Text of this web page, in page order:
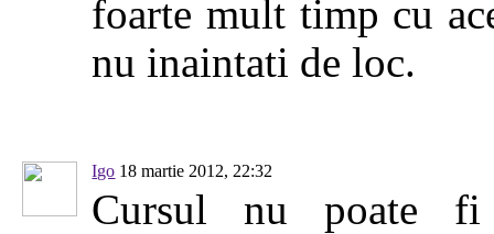
foarte mult timp cu
nu inaintati de loc.
Igo 18 martie 2012, 22:32
Cursul nu poate fi